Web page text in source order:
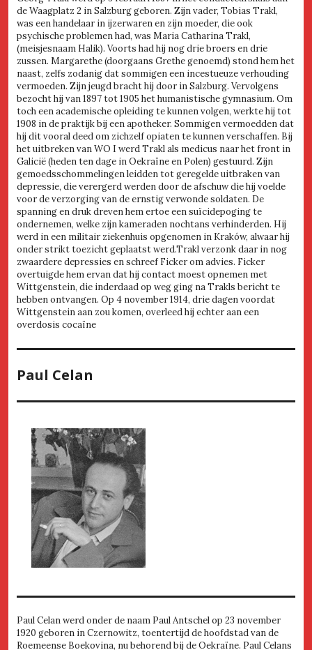
de Waagplatz 2 in Salzburg geboren. Zijn vader, Tobias Trakl,
was een handelaar in ijzerwaren en zijn moeder, die ook
psychische problemen had, was Maria Catharina Trakl,
(meisjesnaam Halik). Voorts had hij nog drie broers en drie
zussen. Margarethe (doorgaans Grethe genoemd) stond hem het
naast, zelfs zodanig dat sommigen een incestueuze verhouding
vermoeden. Zijn jeugd bracht hij door in Salzburg. Vervolgens
bezocht hij van 1897 tot 1905 het humanistische gymnasium. Om
toch een academische opleiding te kunnen volgen, werkte hij tot
1908 in de praktijk bij een apotheker. Sommigen vermoedden dat
hij dit vooral deed om zichzelf opiaten te kunnen verschaffen. Bij
het uitbreken van WO I werd Trakl als medicus naar het front in
Galicië (heden ten dage in Oekraïne en Polen) gestuurd. Zijn
gemoedsschommelingen leidden tot geregelde uitbraken van
depressie, die verergerd werden door de afschuw die hij voelde
voor de verzorging van de ernstig verwonde soldaten. De
spanning en druk dreven hem ertoe een suïcidepoging te
ondernemen, welke zijn kameraden nochtans verhinderden. Hij
werd in een militair ziekenhuis opgenomen in Kraków, alwaar hij
onder strikt toezicht geplaatst werd.Trakl verzonk daar in nog
zwaardere depressies en schreef Ficker om advies. Ficker
overtuigde hem ervan dat hij contact moest opnemen met
Wittgenstein, die inderdaad op weg ging na Trakls bericht te
hebben ontvangen. Op 4 november 1914, drie dagen voordat
Wittgenstein aan zou komen, overleed hij echter aan een
overdosis cocaïne
Paul Celan
Paul Celan werd onder de naam Paul Antschel op 23 november
1920 geboren in Czernowitz, toentertijd de hoofdstad van de
Roemeense Boekovina, nu behorend bij de Oekraïne. Paul Celans